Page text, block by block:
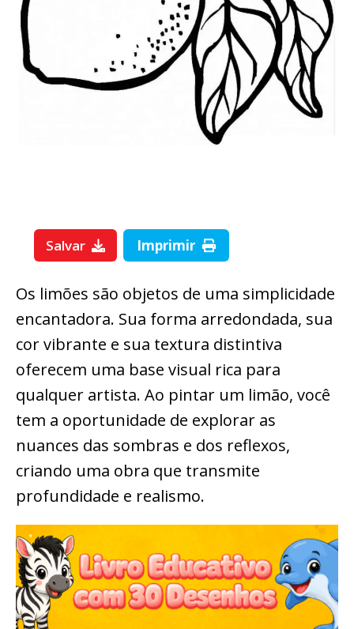
Salvar Imprimir
Os limões são objetos de uma simplicidade
encantadora. Sua forma arredondada, sua
cor vibrante e sua textura distintiva
oferecem uma base visual rica para
qualquer artista. Ao pintar um limão, você
tem a oportunidade de explorar as
nuances das sombras e dos reflexos,
criando uma obra que transmite
profundidade e realismo.